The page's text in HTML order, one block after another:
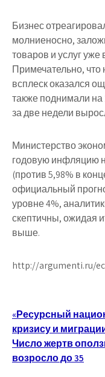
Бизнес
молниеносно,
товаров и услуг уже
Примечательно,
всплеск оказался
также поднимали на
за две недели
Министерство
годовую инфляцию
(против 5,98% в
официальный
уровне 4%,
скептичны, ожидая
выше.
http://argumenti.ru/
по
записям
«Ресурсный
кризису и
Число жертв
возросло до 35